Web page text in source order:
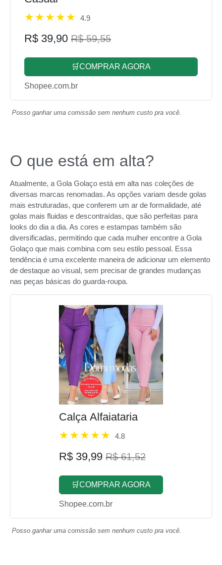
4.9
R$ 39,90 R$ 59,55
🛒COMPRAR AGORA
Shopee.com.br
Posso ganhar uma comissão sem nenhum custo pra você.
O que está em alta?
Atualmente, a Gola Golaço está em alta nas coleções de
diversas marcas renomadas. As opções variam desde golas
mais estruturadas, que conferem um ar de formalidade, até
golas mais fluidas e descontraídas, que são perfeitas para
looks do dia a dia. As cores e estampas também são
diversificadas, permitindo que cada mulher encontre a Gola
Golaço que mais combina com seu estilo pessoal. Essa
tendência é uma excelente maneira de adicionar um elemento
de destaque ao visual, sem precisar de grandes mudanças
nas peças básicas do guarda-roupa.
Calça Alfaiataria
4.8
R$ 39,99 R$ 61,52
🛒COMPRAR AGORA
Shopee.com.br
Posso ganhar uma comissão sem nenhum custo pra você.